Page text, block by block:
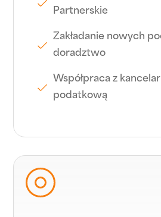
Partnerskie
Zakładanie nowych
doradztwo
Współpraca z
podatkową